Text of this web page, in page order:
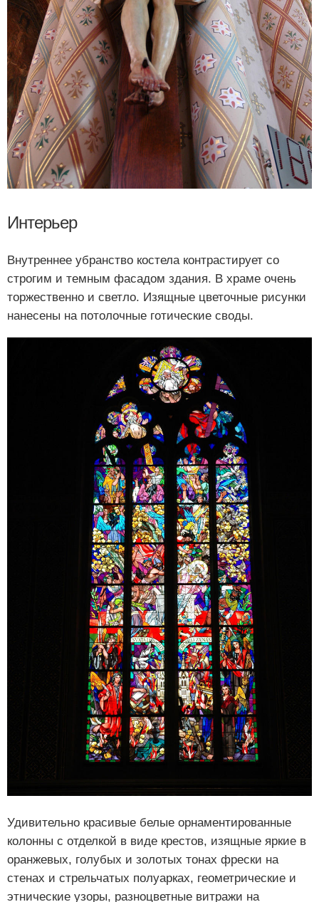
Интерьер
Внутреннее убранство костела контрастирует со
строгим и темным фасадом здания. В храме очень
торжественно и светло. Изящные цветочные рисунки
нанесены на потолочные готические своды.
Удивительно красивые белые орнаментированные
колонны с отделкой в виде крестов, изящные яркие в
оранжевых, голубых и золотых тонах фрески на
стенах и стрельчатых полуарках, геометрические и
этнические узоры, разноцветные витражи на